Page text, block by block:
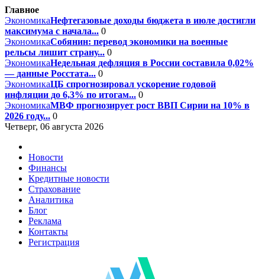
Главное
ЭкономикаНефтегазовые доходы бюджета в июле достигли
максимума с начала... 0
ЭкономикаСобянин: перевод экономики на военные
рельсы лишит страну... 0
ЭкономикаНедельная дефляция в России составила 0,02%
— данные Росстата... 0
ЭкономикаЦБ спрогнозировал ускорение годовой
инфляции до 6,3% по итогам... 0
ЭкономикаМВФ прогнозирует рост ВВП Сирии на 10% в
2026 году... 0
Четверг, 06 августа 2026
Новости
Финансы
Кредитные новости
Страхование
Аналитика
Блог
Реклама
Контакты
Регистрация